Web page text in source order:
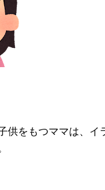
供をもつママは、イ